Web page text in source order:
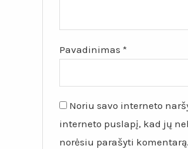
Pavadinimas*
Noriu savo interneto
interneto puslapį, kad jų
norėsiu parašyti komentarą.